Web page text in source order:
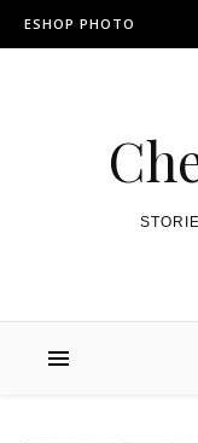
ESHOP PHOTO